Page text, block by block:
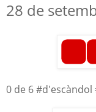
28 de
0 de 6